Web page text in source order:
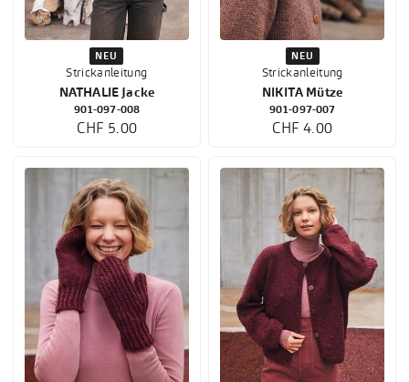
NEU
Strickanleitung
NATHALIE Jacke
901-097-008
CHF 5.00
NEU
Strickanleitung
NIKITA Mütze
901-097-007
CHF 4.00